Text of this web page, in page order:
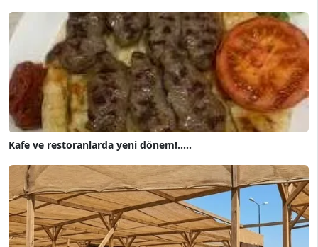
Kafe ve restoranlarda yeni dönem!.....